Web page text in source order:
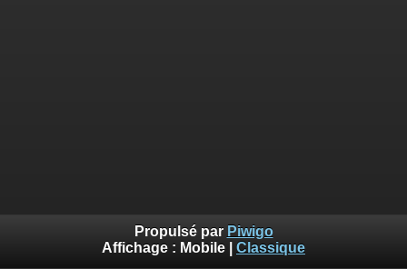
Propulsé par Piwigo
Affichage : Mobile Classique